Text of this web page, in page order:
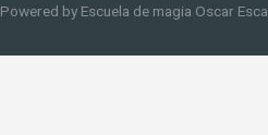
Powered by Escuela de magia Oscar